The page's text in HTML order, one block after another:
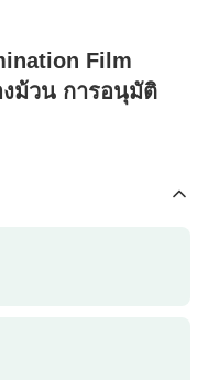
Film
งม้วน การอนุมัติ